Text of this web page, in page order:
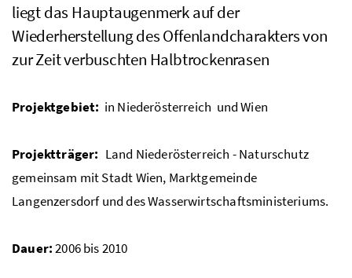
liegt das Hauptaugenmerk auf der
Wiederherstellung des Offenlandcharakters von
zur Zeit verbuschten Halbtrockenrasen
Projektgebiet: in Niederösterreich und Wien
Projektträger: Land Niederösterreich - Naturschutz
gemeinsam mit Stadt Wien, Marktgemeinde
Langenzersdorf und des Wasserwirtschaftsministeriums.
Dauer:2006 bis 2010